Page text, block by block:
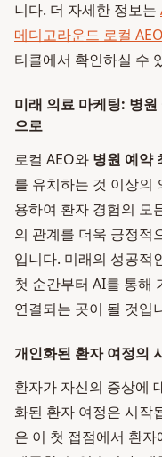
니다. 더 자세한 정보는
메디고라운드 로컬
티클에서 확인하실 수
미래 의료 마케팅: 병
으로
로컬 AEO와 병원 예약
를 유치하는 것 이상의
용하여 환자 경험의 모
의 관계를 더욱 긍정적
입니다. 미래의 성공적
첫 순간부터 AI를 통해
연결되는 곳이 될 것입
개인화된 환자 여정의
환자가 자신의 증상에
화된 환자 여정은 시작
은 이 첫 접점에서 환